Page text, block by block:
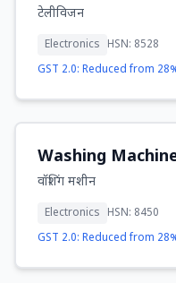
टेलीविजन
Electronics
HSN: 8528
GST 2.0: Reduced from
Washing
वॉशिंग मशीन
Electronics
HSN: 8450
GST 2.0: Reduced from